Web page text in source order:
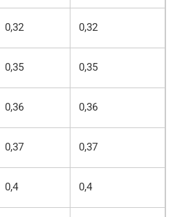
0,32 0,32
0,35 0,35
0,36 0,36
0,37 0,37
0,4 0,4